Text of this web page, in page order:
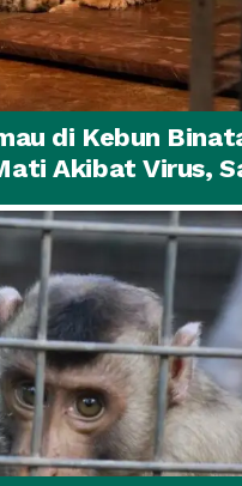
di Kebun
Akibat Virus,
Membaik